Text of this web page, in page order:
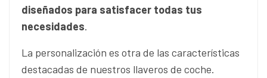
diseñados para satisfacer todas tus
necesidades.
La personalización es otra de las características
destacadas de nuestros llaveros de coche.